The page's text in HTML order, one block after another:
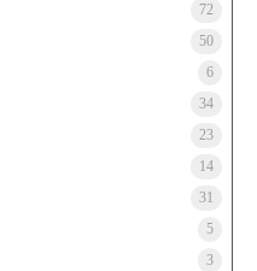
72
50
6
34
23
14
31
5
3